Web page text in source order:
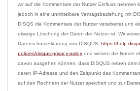
wir auf die Kommentare der Nutzer Einfluss nehmen
jedoch in eine unmittelbare Vertragsbeziehung mit
DISQS die Kommentare der Nutzer verarbeitet und
etwaige Löschung der Daten der Nutzer ist. Wir
Datenschutzerklärung von DISQUS: https://
policies/disqus-privacy-policy und weisen die Nutzer
davon ausgehen können, dass DISQUS neben dem
deren IP-Adresse und den Zeitpunkt des
auf den Rechnern der Nutzer speichert und zur